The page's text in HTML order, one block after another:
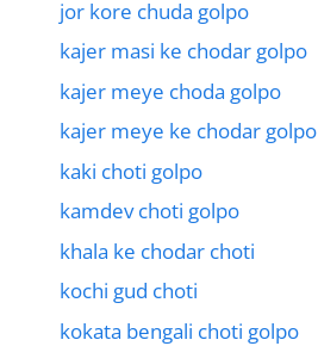
jor kore chuda golpo
kajer masi ke chodar golpo
kajer meye choda golpo
kajer meye ke chodar golpo
kaki choti golpo
kamdev choti golpo
khala ke chodar choti
kochi gud choti
kokata bengali choti golpo